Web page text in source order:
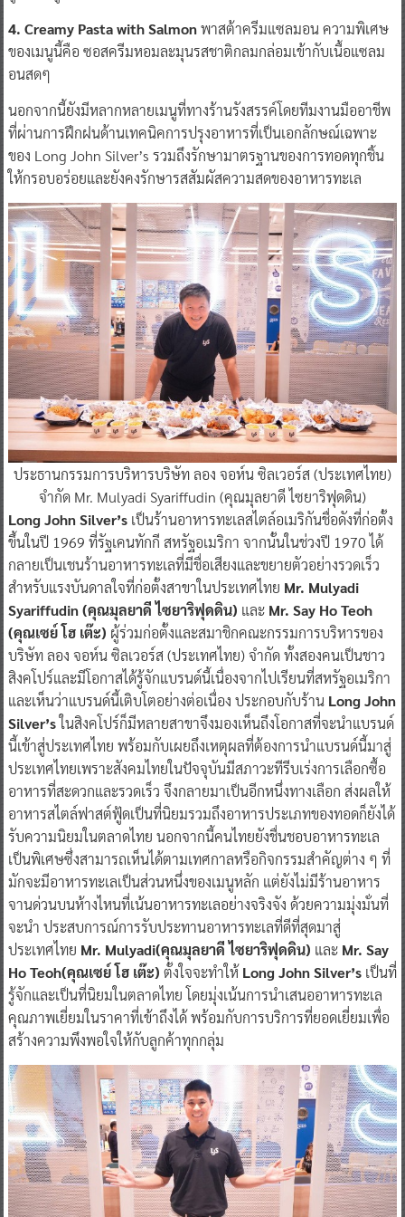
4. Creamy Pasta with Salmonพาสต้าครีมแซลมอน ความพิเศษ
ของเมนูนี้คือ ซอสครีมหอมละมุนรสชาติกลมกล่อมเข้ากับเนื้อแซลม
อนสดๆ
นอกจากนี้ยังมีหลากหลายเมนูที่ทางร้านรังสรรค์โดยทีมงานมืออาชีพ
ที่ผ่านการฝึกฝนด้านเทคนิคการปรุงอาหารที่เป็นเอกลักษณ์เฉพาะ
ของ Long John Silver’s รวมถึงรักษามาตรฐานของการทอดทุกชิ้น
ให้กรอบอร่อยและยังคงรักษารสสัมผัสความสดของอาหารทะเล
ประธานกรรมการบริหารบริษัท ลอง จอห์น ซิลเวอร์ส (ประเทศไทย)
จำกัด Mr. Mulyadi Syariffudin (คุณมุลยาดี ไซยาริฟุดดิน)
Long John Silver’sเป็นร้านอาหารทะเลสไตล์อเมริกันชื่อดังที่ก่อตั้ง
ขึ้นในปี 1969 ที่รัฐเคนทักกี สหรัฐอเมริกา จากนั้นในช่วงปี 1970 ได้
กลายเป็นเชนร้านอาหารทะเลที่มีชื่อเสียงและขยายตัวอย่างรวดเร็ว
สำหรับแรงบันดาลใจที่ก่อตั้งสาขาในประเทศไทย Mr. Mulyadi
Syariffudin (คุณมุลยาดี ไซยาริฟุดดิน) และMr. Say Ho Teoh
(คุณเซย์ โฮ เต๊ะ) ผู้ร่วมก่อตั้งและสมาชิกคณะกรรมการบริหารของ
บริษัท ลอง จอห์น ซิลเวอร์ส (ประเทศไทย) จำกัด ทั้งสองคนเป็นชาว
สิงคโปร์และมีโอกาสได้รู้จักแบรนด์นี้เนื่องจากไปเรียนที่สหรัฐอเมริกา
และเห็นว่าแบรนด์นี้เติบโตอย่างต่อเนื่อง ประกอบกับร้าน Long John
Silver’sในสิงคโปร์ก็มีหลายสาขาจึงมองเห็นถึงโอกาสที่จะนำแบรนด์
นี้เข้าสู่ประเทศไทย พร้อมกับเผยถึงเหตุผลที่ต้องการนำแบรนด์นี้มาสู่
ประเทศไทยเพราะสังคมไทยในปัจจุบันมีสภาวะทีรีบเร่งการเลือกซื้อ
อาหารที่สะดวกและรวดเร็ว จึงกลายมาเป็นอีกหนึ่งทางเลือก ส่งผลให้
อาหารสไตล์ฟาสต์ฟู้ดเป็นที่นิยมรวมถึงอาหารประเภทของทอดก็ยังได้
รับความนิยมในตลาดไทย นอกจากนี้คนไทยยังชื่นชอบอาหารทะเล
เป็นพิเศษซึ่งสามารถเห็นได้ตามเทศกาลหรือกิจกรรมสำคัญต่าง ๆ ที่
มักจะมีอาหารทะเลเป็นส่วนหนึ่งของเมนูหลัก แต่ยังไม่มีร้านอาหาร
จานด่วนบนห้างไหนที่เน้นอาหารทะเลอย่างจริงจัง ด้วยความมุ่งมั่นที่
จะนำ ประสบการณ์การรับประทานอาหารทะเลที่ดีที่สุดมาสู่
ประเทศไทย Mr. Mulyadi(คุณมุลยาดี ไซยาริฟุดดิน) และ Mr. Say
Ho Teoh(คุณเซย์ โฮ เต๊ะ) ตั้งใจจะทำให้ Long John Silver’sเป็นที่
รู้จักและเป็นที่นิยมในตลาดไทย โดยมุ่งเน้นการนำเสนออาหารทะเล
คุณภาพเยี่ยมในราคาที่เข้าถึงได้ พร้อมกับการบริการที่ยอดเยี่ยมเพื่อ
สร้างความพึงพอใจให้กับลูกค้าทุกกลุ่ม